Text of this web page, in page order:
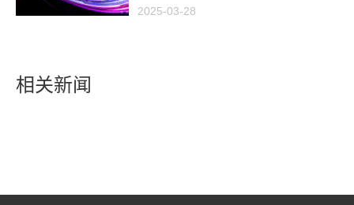
潮
2025-03-28
相关新闻